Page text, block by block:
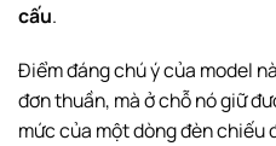
cấu.
Điểm đáng chú ý của model
đơn thuần, mà ở chỗ nó giữ
mức của một dòng đèn chiếu